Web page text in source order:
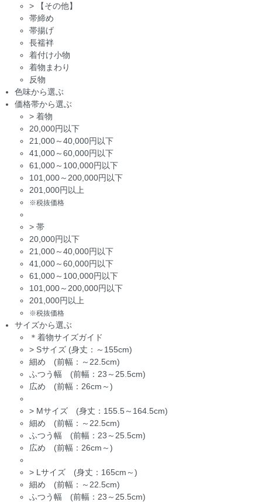
>
【その他】
帯締め
帯揚げ
長襦袢
着付け小物
着物まわり
反物
色味から選ぶ
価格帯から選ぶ
> 着物
20,000円以下
21,000～40,000円以下
41,000～60,000円以下
61,000～100,000円以下
101,000～200,000円以下
201,000円以上
※税抜価格
> 帯
20,000円以下
21,000～40,000円以下
41,000～60,000円以下
61,000～100,000円以下
101,000～200,000円以下
201,000円以上
※税抜価格
サイズから選ぶ
＊着物サイズガイド
> Sサイズ (身丈：～155cm)
細め (前幅：～22.5cm)
ふつう幅 (前幅：23～25.5cm)
広め (前幅：26cm～)
> Mサイズ (身丈：155.5～164.5cm)
細め (前幅：～22.5cm)
ふつう幅 (前幅：23～25.5cm)
広め (前幅：26cm～)
> Lサイズ (身丈：165cm～)
細め (前幅：～22.5cm)
ふつう幅 (前幅：23～25.5cm)